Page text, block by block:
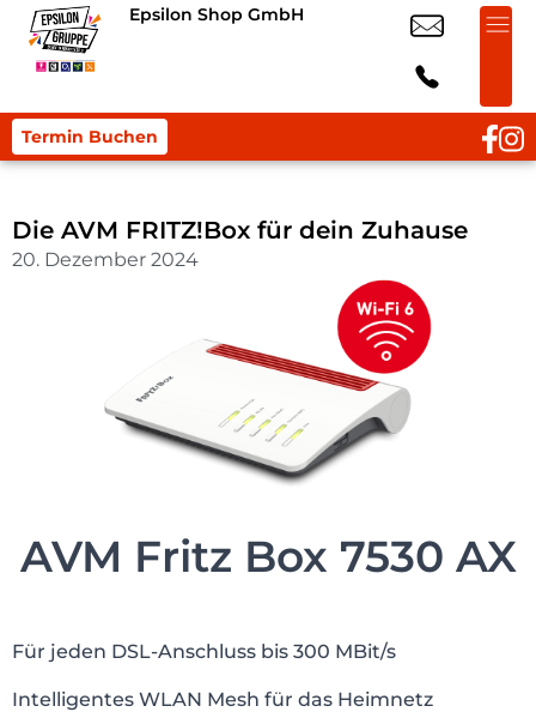
Epsilon Shop GmbH
Termin Buchen
Die AVM FRITZ!Box für dein Zuhause
20. Dezember 2024
AVM Fritz Box 7530 AX
Für jeden DSL-Anschluss bis 300 MBit/s
Intelligentes WLAN Mesh für das Heimnetz